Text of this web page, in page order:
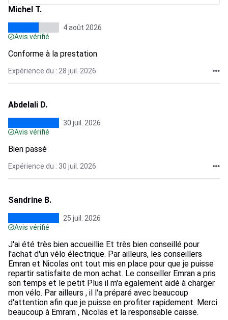
Michel T.
4 août 2026
Avis vérifié
Conforme à la prestation
Expérience du : 28 juil. 2026
Abdelali D.
30 juil. 2026
Avis vérifié
Bien passé
Expérience du : 30 juil. 2026
Sandrine B.
25 juil. 2026
Avis vérifié
J'ai été très bien accueillie Et très bien conseillé pour
l'achat d'un vélo électrique. Par ailleurs, les conseillers
Emran et Nicolas ont tout mis en place pour que je puisse
repartir satisfaite de mon achat. Le conseiller Emran a pris
son temps et le petit Plus il m'a egalement aidé à charger
mon vélo. Par ailleurs , il l'a préparé avec beaucoup
d'attention afin que je puisse en profiter rapidement. Merci
beaucoup à Emram , Nicolas et la responsable caisse.